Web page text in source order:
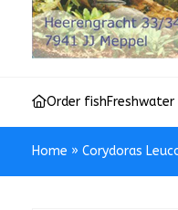
Order fish
Home » Corydoras